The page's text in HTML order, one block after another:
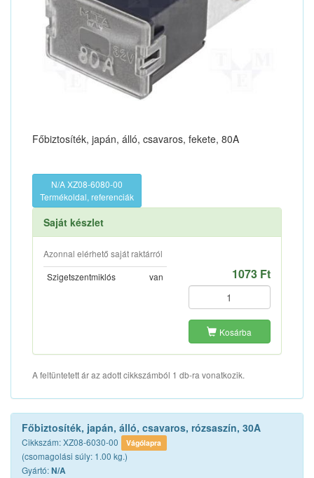
Főbiztosíték, japán, álló, csavaros, fekete, 80A
N/A XZ08-6080-00
Termékoldal, referenciák
Saját készlet
Azonnal elérhető saját raktárról
Szigetszentmiklós
van 1073 Ft
Kosárba
A feltüntetett ár az adott cikkszámból 1 db-ra vonatkozik.
Főbiztosíték, japán, álló, csavaros, rózsaszín, 30A
Cikkszám: XZ08-6030-00 Vágólapra
(csomagolási súly: 1.00 kg.)
Gyártó:N/A